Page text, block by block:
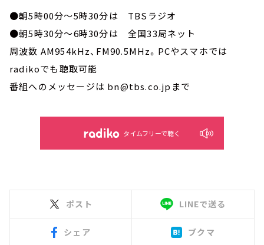
●朝5時00分～5時30分は TBSラジオ
●朝5時30分～6時30分は 全国33局ネット
周波数 AM954kHz、FM90.5MHz。PCやスマホでは
radikoでも聴取可能
番組へのメッセージは bn@tbs.co.jpまで
タイムフリーで聴く
ポスト LINEで送る
シェア ブクマ